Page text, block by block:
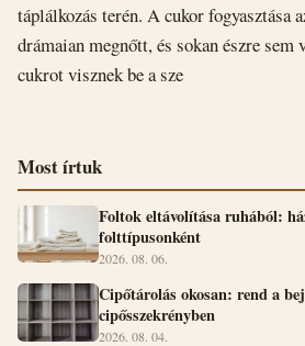
táplálkozás terén. A cukor fogyasztása
drámaian megnőtt, és sokan észre
cukrot visznek be a sze
Most írtuk
Foltok eltávolítása ruhából:
folttípusonként
2026. 08. 06.
Cipőtárolás okosan: rend a
cipősszekrényben
2026. 08. 04.